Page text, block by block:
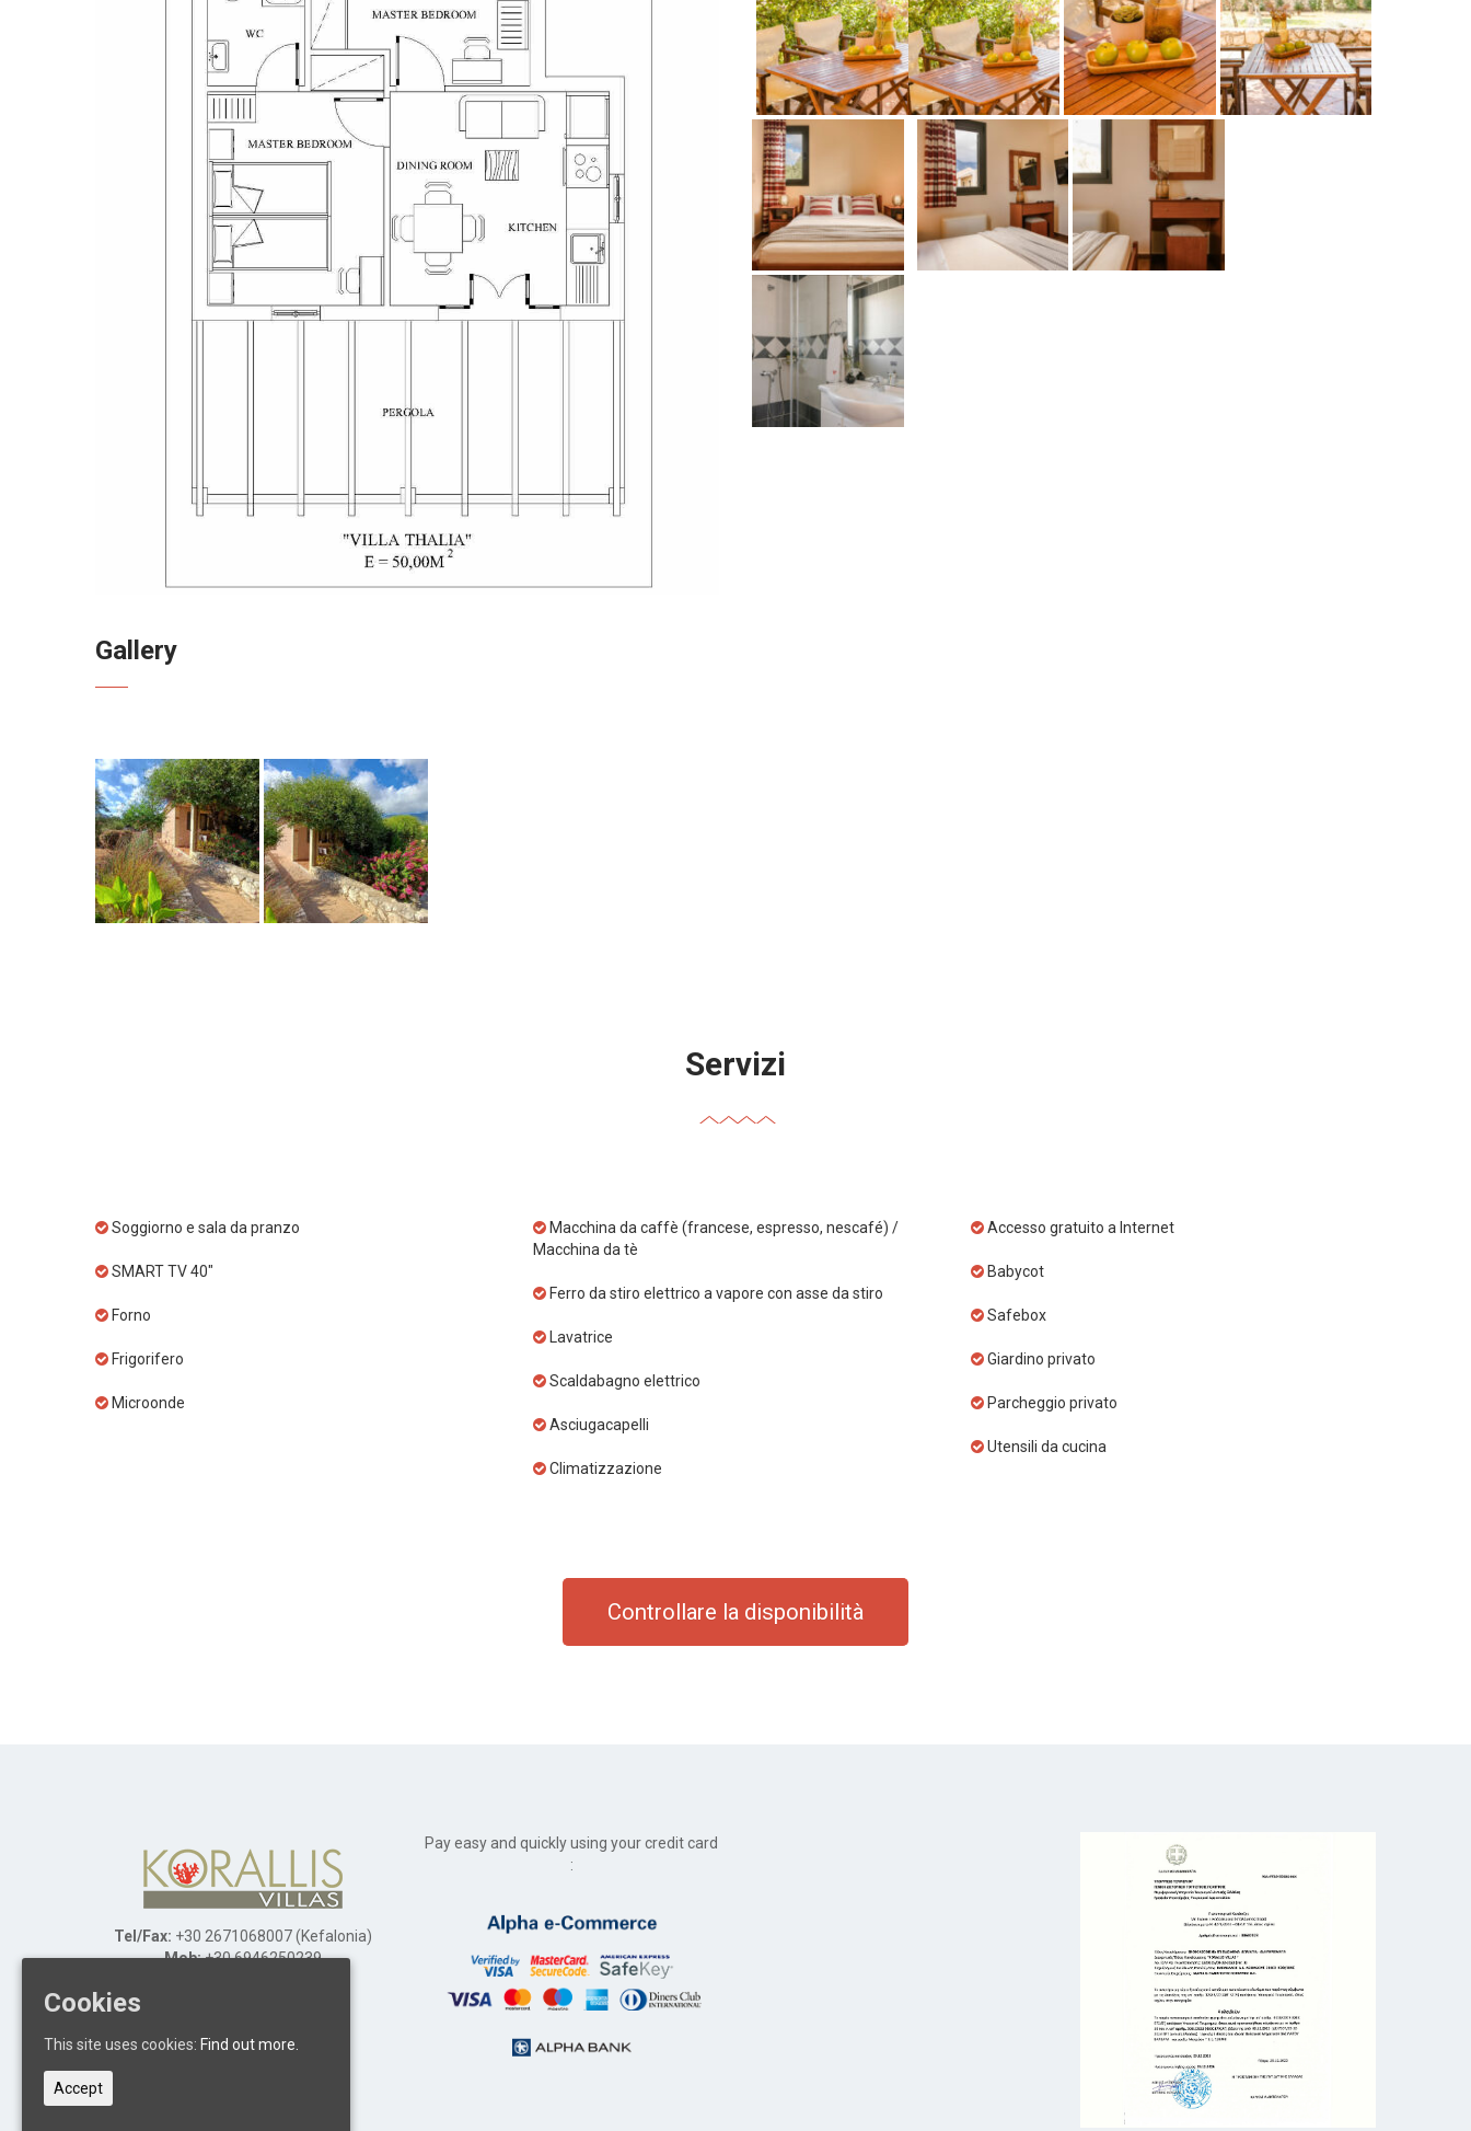
Gallery
Servizi
Soggiorno e sala da pranzo
SMART TV 40"
Forno
Frigorifero
Microonde
Macchina da caffè (francese, espresso, nescafé) /
Macchina da tè
Ferro da stiro elettrico a vapore con asse da stiro
Lavatrice
Scaldabagno elettrico
Asciugacapelli
Climatizzazione
Accesso gratuito a Internet
Babycot
Safebox
Giardino privato
Parcheggio privato
Utensili da cucina
Controllare la disponibilità
Tel/Fax: +30 2671068007 (Kefalonia)
Mob:+30 6946250239
Ionian Islands, Greece
Pay easy and quickly using your credit card
:
Cookies
This site uses cookies: Find out more.
Accept